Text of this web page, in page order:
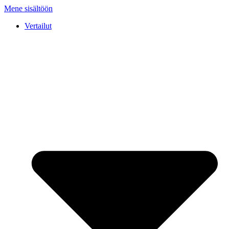
Mene sisältöön
Vertailut